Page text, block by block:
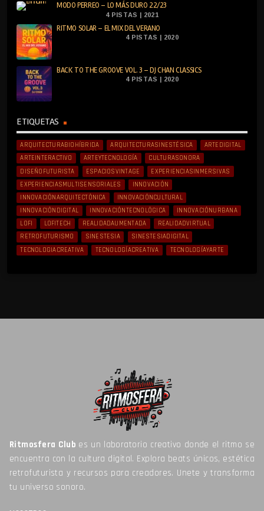
MODO PERREO – LO MÁS DURO 22/23
4 PISTAS | 2021
RITMO SOLAR – EL MIX DEL VERANO
4 PISTAS | 2020
BACK TO THE GROOVE VOL. 3 – DJ CHAN CLASSICS
4 PISTAS | 2020
ETIQUETAS
ARQUITECTURABIOHÍBRIDA ARQUITECTURASINESTÉSICA
ARTEDIGITAL
ARTEINTERACTIVO
ARTEYTECNOLOGÍA
CULTURASONORA
DISEÑOFUTURISTA
ESPACIOSVINTAGE
EXPERIENCIASINMERSIVAS
EXPERIENCIASMULTISENSORIALES
INNOVACIÓN
INNOVACIÓNARQUITECTÓNICA
INNOVACIÓNCULTURAL
INNOVACIÓNDIGITAL
INNOVACIÓNTECNOLÓGICA
INNOVACIÓNURBANA
LOFI
LOFITECH REALIDADAUMENTADA
REALIDADVIRTUAL
RETROFUTURISMO
SINESTESIA
SINESTESIADIGITAL
TECNOLOGIACREATIVA
TECNOLOGÍACREATIVA TECNOLOGÍAYARTE
Ritmosfera Club es un laboratorio creativo donde el ritmo se
encuentra con la cultura digital. Explora beats únicos, estética
retrofuturista y recursos para creadores. Unete y transforma
tu universo sonoro.